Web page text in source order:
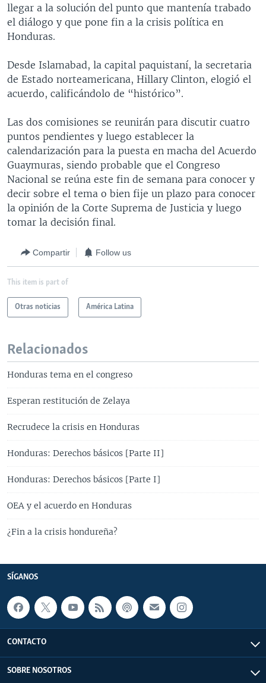
llegar a la solución del punto que mantenía trabado
el diálogo y que pone fin a la crisis política en
Honduras.
Desde Islamabad, la capital paquistaní, la secretaria
de Estado norteamericana, Hillary Clinton, elogió el
acuerdo, calificándolo de “histórico”.
Las dos comisiones se reunirán para discutir cuatro
puntos pendientes y luego establecer la
calendarización para la puesta en macha del Acuerdo
Guaymuras, siendo probable que el Congreso
Nacional se reúna este fin de semana para conocer y
decir sobre el tema o bien fije un plazo para conocer
la opinión de la Corte Suprema de Justicia y luego
tomar la decisión final.
Compartir Follow us
This item is part of
Otras noticias América Latina
Relacionados
Honduras tema en el congreso
Esperan restitución de Zelaya
Recrudece la crisis en Honduras
Honduras: Derechos básicos [Parte II]
Honduras: Derechos básicos [Parte I]
OEA y el acuerdo en Honduras
¿Fin a la crisis hondureña?
SÍGANOS
CONTACTO
SOBRE NOSOTROS